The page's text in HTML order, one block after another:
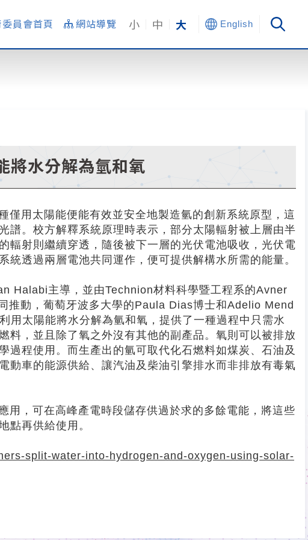
員會首頁 網站導覽 小 中 大 English
將水分解為氫和氧
用太陽能便能有效並安全地製造氫的創新系統原型，這
譜。校方解釋系統原理時表示，部分太陽輻射被上層由半
輻射則繼續穿透，隨後被下一層的光伏電池吸收，光伏電
透過兩層電池共同運作，便可提供解構水所需的能量。
Halabi主導，並由Technion材料科學暨工程系的Avner
動，葡萄牙波多大學的Paula Dias博士和Adelio Mend
太陽能將水分解為氫和氧，提供了一種過程中只需水
料，並且除了氧之外沒有其他的副產品。氧則可以被排放
程使用。而生產出的氫可取代化石燃料如煤炭、石油及
動車的能源供給、讓汽油及柴油引擎排水而非排放有毒氣
，可在高峰產電時段儲存供過於求的多餘電能，將這些
點再供給使用。
split-water-into-hydrogen-and-oxygen-using-solar-